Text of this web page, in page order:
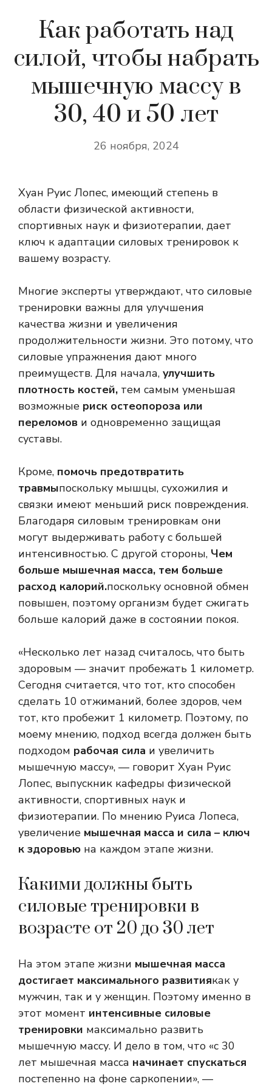
Как работать над
силой, чтобы набрать
мышечную массу в
30, 40 и 50 лет
26 ноября, 2024
Хуан Руис Лопес, имеющий степень в
области физической активности,
спортивных наук и физиотерапии, дает
ключ к адаптации силовых тренировок к
вашему возрасту.
Многие эксперты утверждают, что силовые
тренировки важны для улучшения
качества жизни и увеличения
продолжительности жизни. Это потому, что
силовые упражнения дают много
преимуществ. Для начала, улучшить
плотность костей, тем самым уменьшая
возможные риск остеопороза или
переломов и одновременно защищая
суставы.
Кроме, помочь предотвратить
травмыпоскольку мышцы, сухожилия и
связки имеют меньший риск повреждения.
Благодаря силовым тренировкам они
могут выдерживать работу с большей
интенсивностью. С другой стороны, Чем
больше мышечная масса, тем больше
расход калорий.поскольку основной обмен
повышен, поэтому организм будет сжигать
больше калорий даже в состоянии покоя.
«Несколько лет назад считалось, что быть
здоровым — значит пробежать 1 километр.
Сегодня считается, что тот, кто способен
сделать 10 отжиманий, более здоров, чем
тот, кто пробежит 1 километр. Поэтому, по
моему мнению, подход всегда должен быть
подходом рабочая сила и увеличить
мышечную массу», — говорит Хуан Руис
Лопес, выпускник кафедры физической
активности, спортивных наук и
физиотерапии. По мнению Руиса Лопеса,
увеличение мышечная масса и сила – ключ
к здоровью на каждом этапе жизни.
Какими должны быть
силовые тренировки в
возрасте от 20 до 30 лет
На этом этапе жизни мышечная масса
достигает максимального развитиякак у
мужчин, так и у женщин. Поэтому именно в
этот момент интенсивные силовые
тренировки максимально развить
мышечную массу. И дело в том, что «с 30
лет мышечная масса начинает спускаться
постепенно на фоне саркопении», —